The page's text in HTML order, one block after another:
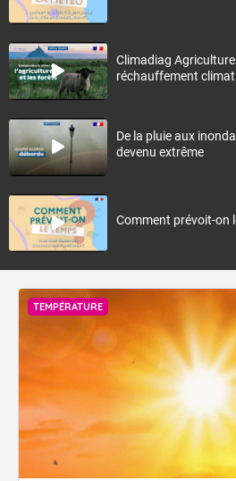
Climadiag
réchauffement
De la pluie aux
devenu extrême
Comment prévoit-on
TEMPÉRATURE